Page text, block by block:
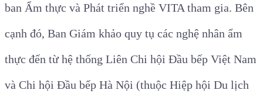
ban Ẩm thực và Phát triển nghề VITA tham gia. Bên
cạnh đó, Ban Giám khảo quy tụ các nghệ nhân ẩm
thực đến từ hệ thống Liên Chi hội Đầu bếp Việt Nam
và Chi hội Đầu bếp Hà Nội (thuộc Hiệp hội Du lịch